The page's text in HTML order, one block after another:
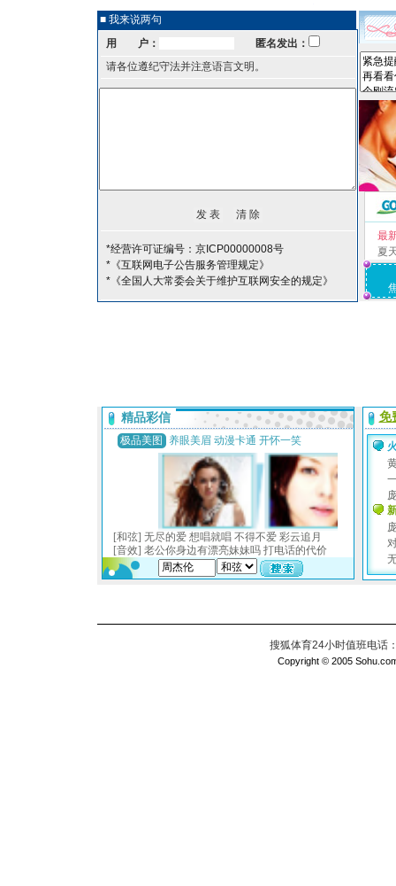
■ 我来说两句
用 户：
匿名发出：
请各位遵纪守法并注意语言文明。
*经营许可证编号：京ICP00000008号
*《互联网电子公告服务管理规定》
*《全国人大常委会关于维护互联网安全的规定》
最
夏
搜狐体育24小时值班电话
Copyright © 2005